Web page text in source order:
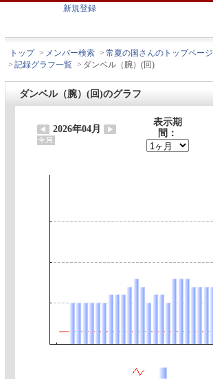
新規登録
トップ > メンバー検索 > 常夏の国さんのトップページ
> 記録グラフ一覧 > ダンベル（腕）(回)
ダンベル（腕）(回)のグラフ
2026年04月
表示期
間：